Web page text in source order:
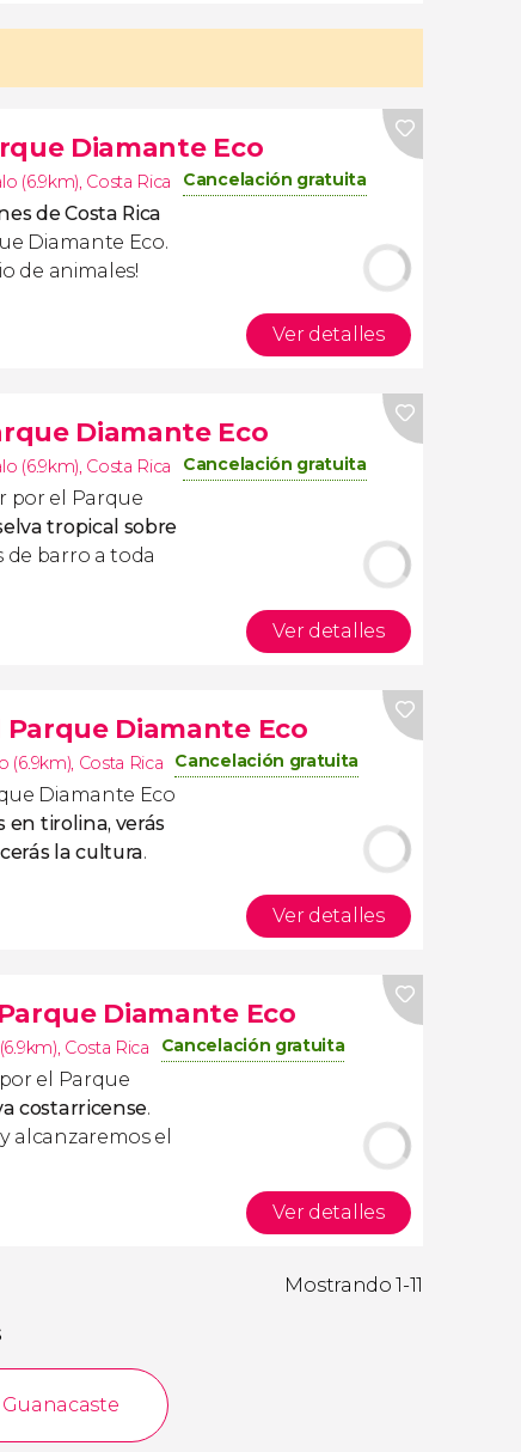
Diamante Eco
(6.9km), Costa Rica Cancelación gratuita
de Costa Rica
Diamante Eco.
de animales!
Ver detalles
Diamante Eco
(6.9km), Costa Rica Cancelación gratuita
por el Parque
tropical sobre
de barro a toda
Ver detalles
Diamante Eco
(6.9km), Costa Rica Cancelación gratuita
Diamante Eco
en tirolina, verás
la cultura.
Ver detalles
Diamante Eco
, Costa Rica Cancelación gratuita
el Parque
costarricense.
alcanzaremos el
Ver detalles
Mostrando 1-11
Guanacaste